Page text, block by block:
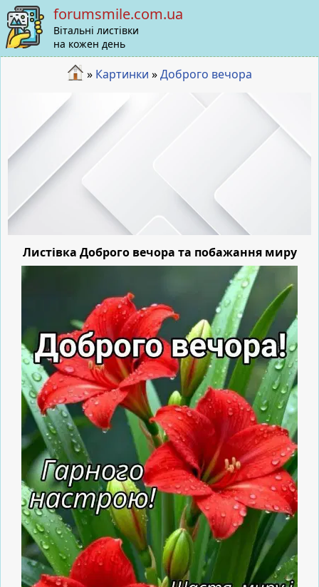
forumsmile.com.ua
Вітальні листівки
на кожен день
» Картинки »Доброго вечора
Листівка Доброго вечора та побажання миру